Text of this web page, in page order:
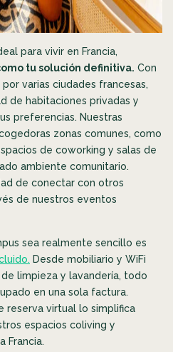
para vivir en Francia,
tu solución definitiva. Con
varias ciudades francesas,
de habitaciones privadas y
preferencias. Nuestras
zonas comunes, como
de coworking y salas de
ambiente comunitario.
de conectar con otros
de nuestros eventos
sea realmente sencillo es
Desde mobiliario y WiFi
limpieza y lavandería, todo
en una sola factura.
reserva virtual lo simplifica
espacios coliving y
Francia.